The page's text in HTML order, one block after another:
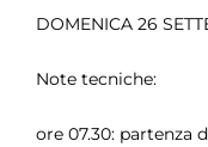
DOMENICA 26
Note tecniche:
ore 07.30: partenza